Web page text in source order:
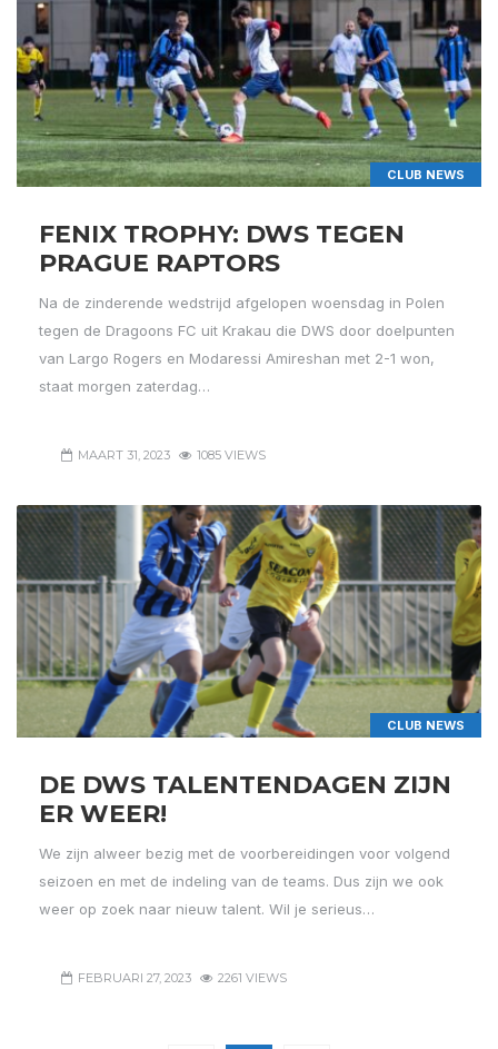
CLUB NEWS
FENIX TROPHY: DWS TEGEN
PRAGUE RAPTORS
Na de zinderende wedstrijd afgelopen woensdag in Polen
tegen de Dragoons FC uit Krakau die DWS door doelpunten
van Largo Rogers en Modaressi Amireshan met 2-1 won,
staat morgen zaterdag…
MAART 31, 2023 1085 VIEWS
CLUB NEWS
DE DWS TALENTENDAGEN ZIJN
ER WEER!
We zijn alweer bezig met de voorbereidingen voor volgend
seizoen en met de indeling van de teams. Dus zijn we ook
weer op zoek naar nieuw talent. Wil je serieus…
FEBRUARI 27, 2023 2261 VIEWS